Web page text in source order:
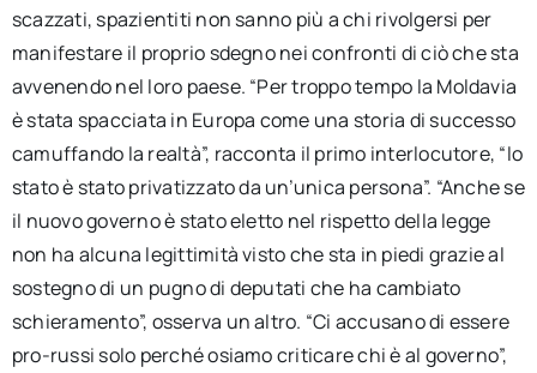
scazzati, spazientiti non sanno più a chi rivolgersi per
manifestare il proprio sdegno nei confronti di ciò che sta
avvenendo nel loro paese. “Per troppo tempo la Moldavia
è stata spacciata in Europa come una storia di successo
camuffando la realtà”, racconta il primo interlocutore, “lo
stato è stato privatizzato da un’unica persona”. “Anche se
il nuovo governo è stato eletto nel rispetto della legge
non ha alcuna legittimità visto che sta in piedi grazie al
sostegno di un pugno di deputati che ha cambiato
schieramento”, osserva un altro. “Ci accusano di essere
pro-russi solo perché osiamo criticare chi è al governo”,